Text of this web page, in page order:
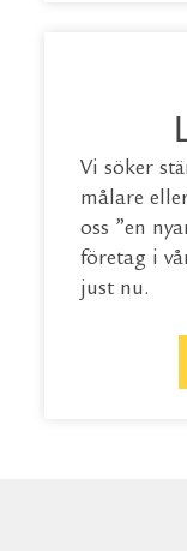
Vi söker
målare
oss ”en
företag i
just nu.